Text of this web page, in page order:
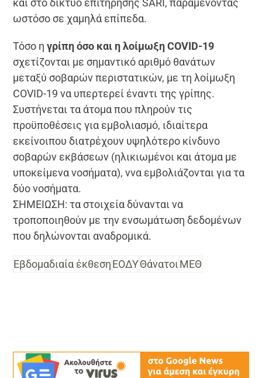
και στο δίκτυο επιτήρησης SARI, παραμένοντας
ωστόσο σε χαμηλά επίπεδα.
Τόσο η γρίπη όσο και η λοίμωξη COVID-19
σχετίζονται με σημαντικό αριθμό θανάτων
μεταξύ σοβαρών περιστατικών, με τη λοίμωξη
COVID-19 να υπερτερεί έναντι της γρίπης.
Συστήνεται τα άτομα που πληρούν τις
προϋποθέσεις για εμβολιασμό, ιδιαίτερα
εκείνοιπου διατρέχουν υψηλότερο κίνδυνο
σοβαρών εκβάσεων (ηλικιωμένοι και άτομα με
υποκείμενα νοσήματα), ννα εμβολιάζονται για τα
δύο νοσήματα.
ΣΗΜΕΙΩΣΗ: τα στοιχεία δύνανται να
τροποποιηθούν με την ενσωμάτωση δεδομένων
που δηλώνονται αναδρομικά.
Εβδομαδιαία έκθεσηΕΟΔΥΘάνατοιΜΕΘ